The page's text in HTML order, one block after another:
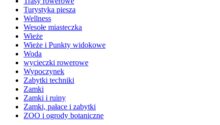
Turystyka piesza
Wellness
Wesołe miasteczka
Wieże
Wieże i Punkty widokowe
Woda
wycieczki rowerowe
Wypoczynek
Zabytki techniki
Zamki
Zamki i ruiny
Zamki, pałace i zabytki
ZOO i ogrody botaniczne